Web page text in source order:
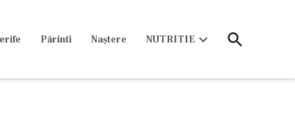
Părinti Naștere NUTRITIE
Open
Search